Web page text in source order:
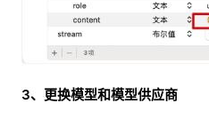
3、更换模型和模型供应商